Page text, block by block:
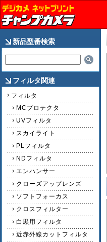
新品型番検索
フィルタ関連
フィルタ
MCプロテクタ
UVフィルタ
スカイライト
PLフィルタ
NDフィルタ
エンハンサー
クローズアップレンズ
ソフトフォーカス
クロスフィルター
白黒用フィルタ
近赤外線カットフィルタ